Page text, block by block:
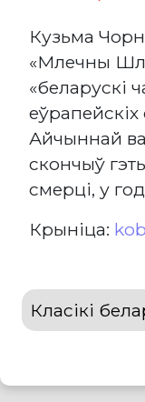
Кузьма
«Млечны
«беларускі
еўрапейскіх
Айчыннай
скончыў
смерці, у
Крыніца:
Класікі